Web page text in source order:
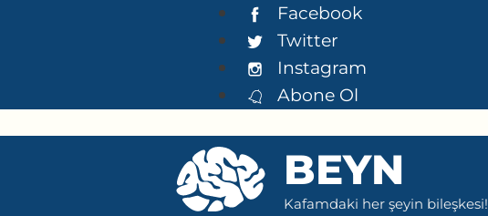
Facebook
Twitter
Instagram
Abone Ol
BEYN
Kafamdaki her şeyin bileşkesi!